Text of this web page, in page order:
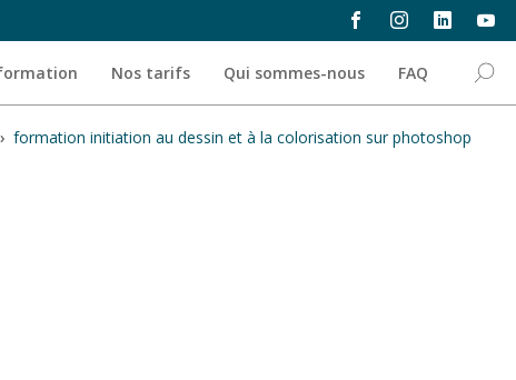
Nos tarifs Qui sommes-nous FAQ
› formation initiation au dessin et à la colorisation sur photoshop